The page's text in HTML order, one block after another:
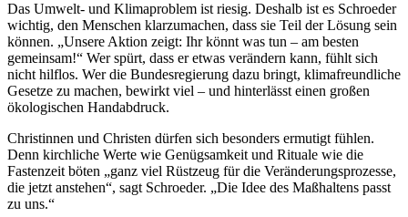
Das Umwelt- und Klimaproblem ist riesig. Deshalb ist es Schroeder
wichtig, den Menschen klarzumachen, dass sie Teil der Lösung sein
können. „Unsere Aktion zeigt: Ihr könnt was tun – am besten
gemeinsam!“ Wer spürt, dass er etwas verändern kann, fühlt sich
nicht hilflos. Wer die Bundesregierung dazu bringt, klimafreundliche
Gesetze zu machen, bewirkt viel – und hinterlässt einen großen
ökologischen Handabdruck.
Christinnen und Christen dürfen sich besonders ermutigt fühlen.
Denn kirchliche Werte wie Genügsamkeit und Rituale wie die
Fastenzeit böten „ganz viel Rüstzeug für die Veränderungsprozesse,
die jetzt anstehen“, sagt Schroeder. „Die Idee des Maßhaltens passt
zu uns.“